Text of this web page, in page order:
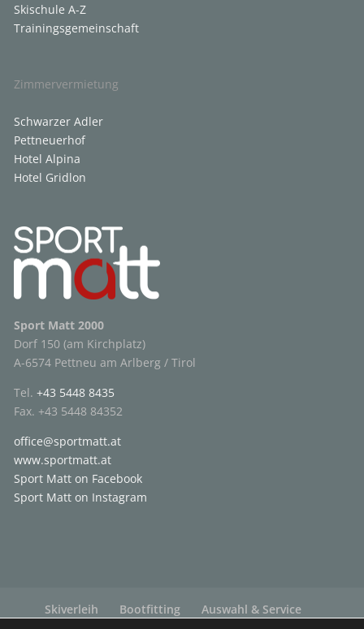
Skischule A-Z
Trainingsgemeinschaft
Zimmervermietung
Schwarzer Adler
Pettneuerhof
Hotel Alpina
Hotel Gridlon
Sport Matt 2000
Dorf 150 (am Kirchplatz)
A-6574 Pettneu am Arlberg / Tirol
Tel.+43 5448 8435
Fax. +43 5448 84352
office@sportmatt.at
www.sportmatt.at
Sport Matt on Facebook
Sport Matt on Instagram
Skiverleih Bootfitting
Auswahl & Service